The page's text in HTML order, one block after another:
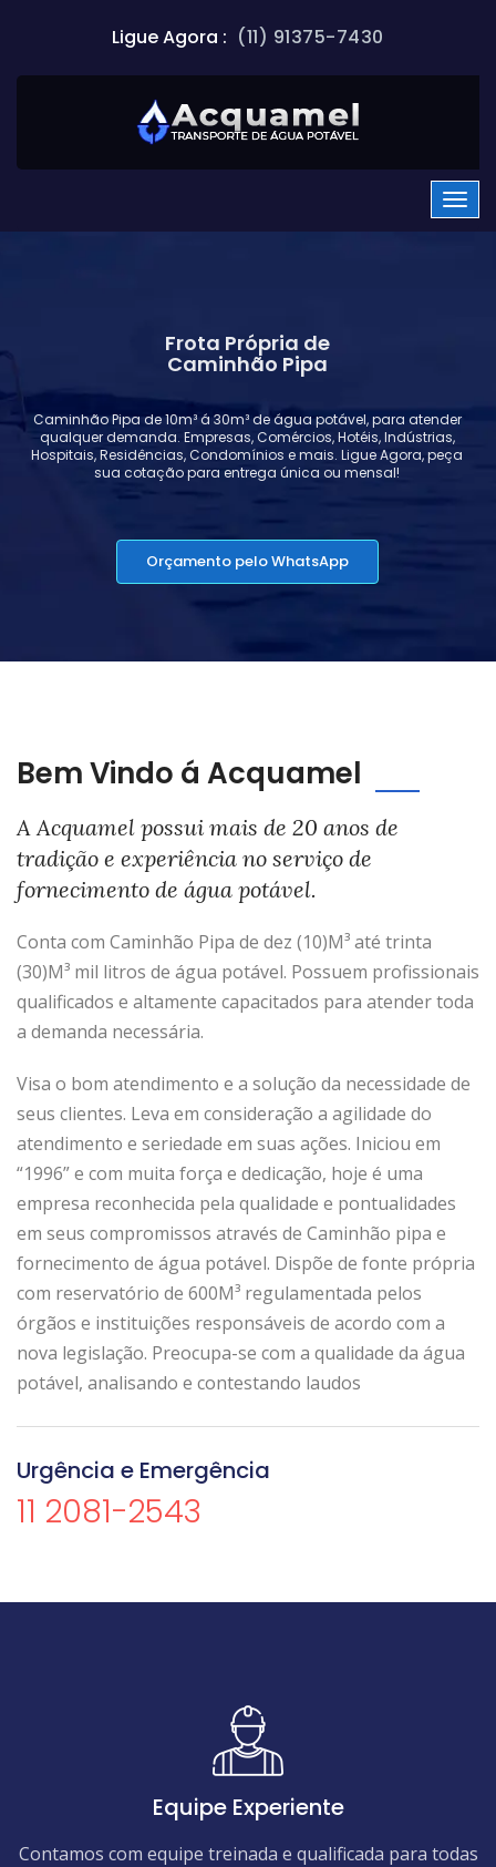
Ligue Agora : (11) 91375-7430
Frota Própria de
Caminhão Pipa
Caminhão Pipa de 10m³ á 30m³ de água potável, para atender
qualquer demanda. Empresas, Comércios, Hotéis, Indústrias,
Hospitais, Residências, Condomínios e mais. Ligue Agora, peça
sua cotação para entrega única ou mensal!
Orçamento pelo WhatsApp
Bem Vindo á Acquamel
A Acquamel possui mais de 20 anos de
tradição e experiência no serviço de
fornecimento de água potável.
Conta com Caminhão Pipa de dez (10)M³ até trinta
(30)M³ mil litros de água potável. Possuem profissionais
qualificados e altamente capacitados para atender toda
a demanda necessária.
Visa o bom atendimento e a solução da necessidade de
seus clientes. Leva em consideração a agilidade do
atendimento e seriedade em suas ações. Iniciou em
“1996” e com muita força e dedicação, hoje é uma
empresa reconhecida pela qualidade e pontualidades
em seus compromissos através de Caminhão pipa e
fornecimento de água potável. Dispõe de fonte própria
com reservatório de 600M³ regulamentada pelos
órgãos e instituições responsáveis de acordo com a
nova legislação. Preocupa-se com a qualidade da água
potável, analisando e contestando laudos
Urgência e Emergência
11 2081-2543
Equipe Experiente
Contamos com equipe treinada e qualificada para todas